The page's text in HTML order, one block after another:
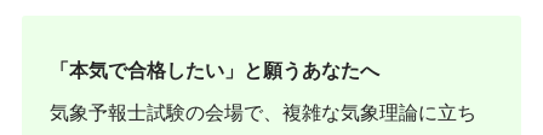
「本気で合格したい」と願うあなたへ
気象予報士試験の会場で、複雑な気象理論に立ち